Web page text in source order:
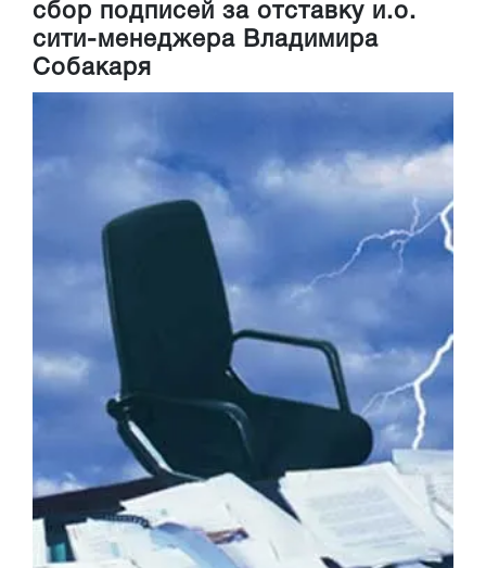
сбор подписей за отставку и.о.
сити-менеджера Владимира
Собакаря